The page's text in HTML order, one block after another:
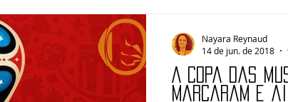
A Copa Das
marcaram e
Nayara Reynaud
14 de jun. de 2018